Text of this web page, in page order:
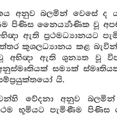
අනුව බලමින් වෙසේ ද
පිණිස නෛර්‍ය්‍යාණික වූ
ඇති ප්‍රථමධ්‍යානයට
කුශලධ්‍යානය කළ
අභිඥා ඇති ශුන්‍යත වූ
අනුස්මෘතියක් සම්‍යක්
යි.
වේදනා අනුව
භූමියට පැමිණීම